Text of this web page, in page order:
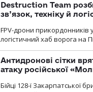
Destruction Team
зв’язок, техніку й
FPV-дрони прикордонників
логістичний хаб ворога на
Антидронові сітки
атаку російської
Бійці 128-ї Закарпатської